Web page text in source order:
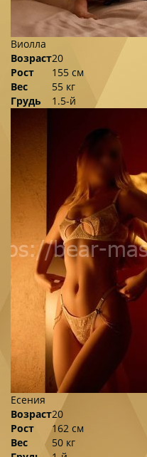
Виолла
Возраст20
Рост
155 см
Вес
55 кг
Грудь
1.5-й
Есения
Возраст20
Рост
162 см
Вес
50 кг